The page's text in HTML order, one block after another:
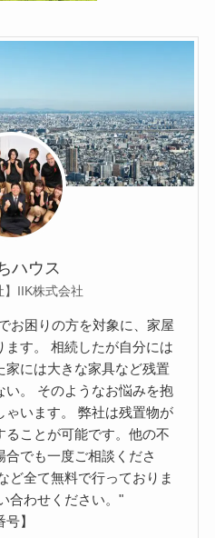
ハウス
】IIK株式会社
お困りの方を対象に、家屋
す。 相続したが自分には
には大きな家具など残置
い。 そのようなお悩みを抱
ゃいます。 弊社は残置物が
ることが可能です。他の不
でも一度ご相談くださ
ど全て無料で行っておりま
合わせください。"
】